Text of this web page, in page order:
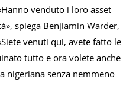
venduto i loro asset
spiega Benjiamin Warder,
venuti qui, avete fatto le
tutto e ora volete anche
nigeriana senza nemmeno